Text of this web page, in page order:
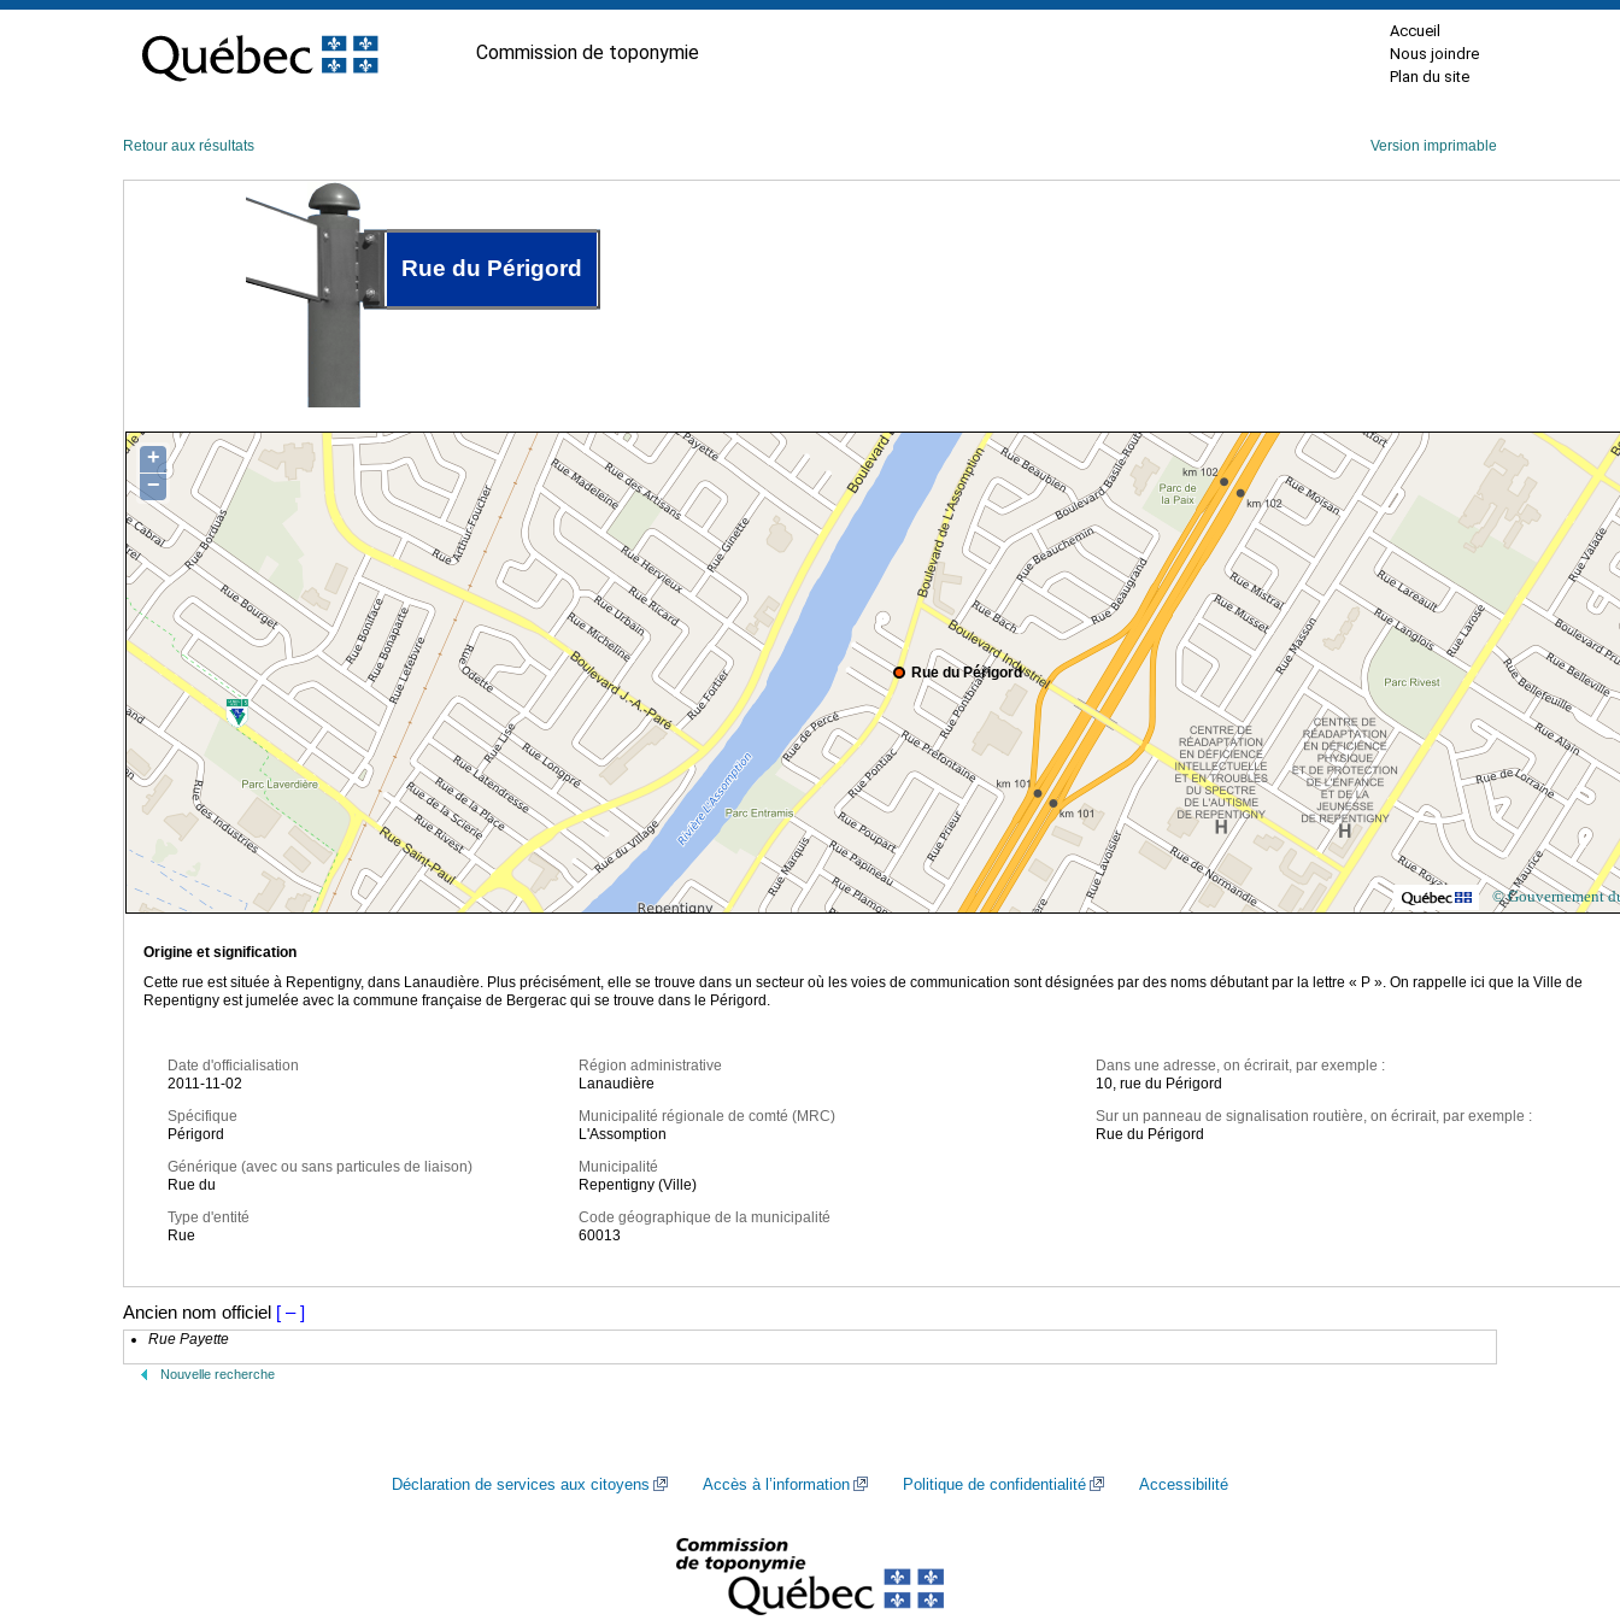
contenu
Commission de toponymie
Accueil
Nous joindre
Plan du site
Retour aux résultats Version imprimable
Rue du Périgord
Rue du Périgord
+
−
© Gouvernement
Origine et signification
Cette rue est située à Repentigny, dans Lanaudière. Plus précisément, elle se trouve dans un secteur où les voies de communication sont désignées par des noms débutant par la lettre « P ». On rappelle ici que la Ville de
Repentigny est jumelée avec la commune française de Bergerac qui se trouve dans le Périgord.
Date d'officialisation
2011-11-02
Spécifique
Périgord
Générique (avec ou sans particules de liaison)
Rue du
Type d'entité
Rue
Région administrative
Lanaudière
Municipalité régionale de comté (MRC)
L'Assomption
Municipalité
Repentigny (Ville)
Code géographique de la municipalité
60013
Dans une adresse, on écrirait, par exemple :
10, rue du Périgord
Sur un panneau de signalisation routière, on écrirait, par exemple :
Rue du Périgord
Ancien nom officiel [ – ]
Rue Payette
Nouvelle recherche
Déclaration de services aux citoyens Accès à l’information Politique de confidentialité Accessibilité